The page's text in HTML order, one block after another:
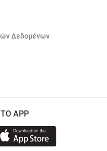
Δεδομένων
APP